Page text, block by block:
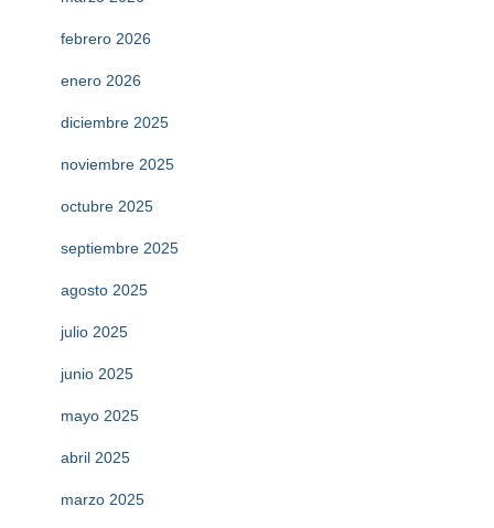
febrero 2026
enero 2026
diciembre 2025
noviembre 2025
octubre 2025
septiembre 2025
agosto 2025
julio 2025
junio 2025
mayo 2025
abril 2025
marzo 2025